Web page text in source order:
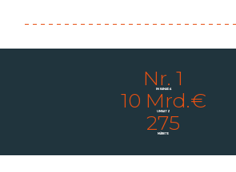
Nr. 1
IN KANADA
10 Mrd.€
UMSATZ
275
MÄRKTE